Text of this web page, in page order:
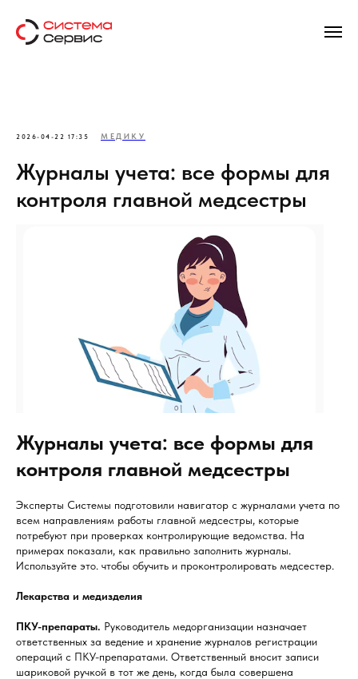
2026-04-22 17:35 МЕДИКУ
Журналы учета: все формы для
контроля главной медсестры
Журналы учета: все формы для
контроля главной медсестры
Эксперты Системы подготовили навигатор с журналами учета по
всем направлениям работы главной медсестры, которые
потребуют при проверках контролирующие ведомства. На
примерах показали, как правильно заполнить журналы.
Используйте это. чтобы обучить и проконтролировать медсестер.
Лекарства и медизделия
ПКУ-препараты. Руководитель медорганизации назначает
ответственных за ведение и хранение журналов регистрации
операций с ПКУ-препаратами. Ответственный вносит записи
шариковой ручкой в тот же день, когда была совершена